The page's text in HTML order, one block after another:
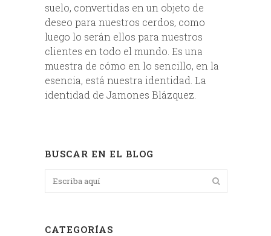
suelo, convertidas en un objeto de
deseo para nuestros cerdos, como
luego lo serán ellos para nuestros
clientes en todo el mundo. Es una
muestra de cómo en lo sencillo, en la
esencia, está nuestra identidad. La
identidad de Jamones Blázquez.
BUSCAR EN EL BLOG
CATEGORÍAS